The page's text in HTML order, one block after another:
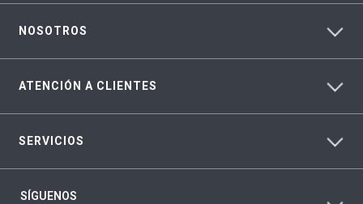
NOSOTROS
ATENCIÓN A CLIENTES
SERVICIOS
SÍGUENOS